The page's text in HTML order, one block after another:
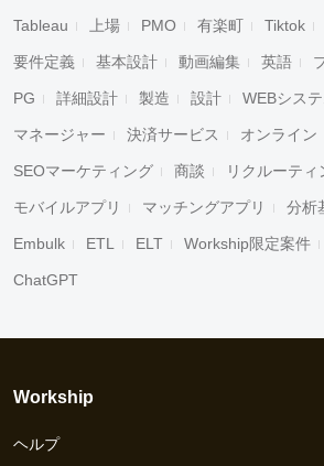
Tableau 上場 PMO 有楽町 Tiktok
要件定義 基本設計 動画編集 英語
PG 詳細設計 製造 設計 WEBシステ
マネージャー 決済サービス オンライン
SEOマーケティング 商談 リクルーティ
モバイルアプリ マッチングアプリ 分析
Embulk ETL ELT Workship限定案件
ChatGPT
Workship
ヘルプ